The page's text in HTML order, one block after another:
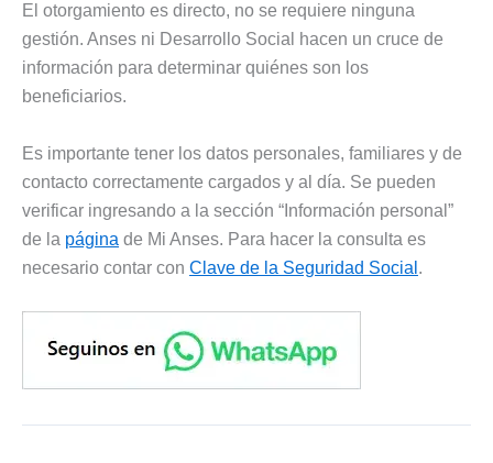
El otorgamiento es directo, no se requiere ninguna
gestión. Anses ni Desarrollo Social hacen un cruce de
información para determinar quiénes son los
beneficiarios.
Es importante tener los datos personales, familiares y de
contacto correctamente cargados y al día. Se pueden
verificar ingresando a la sección “Información personal”
de la página de Mi Anses. Para hacer la consulta es
necesario contar con Clave de la Seguridad Social .